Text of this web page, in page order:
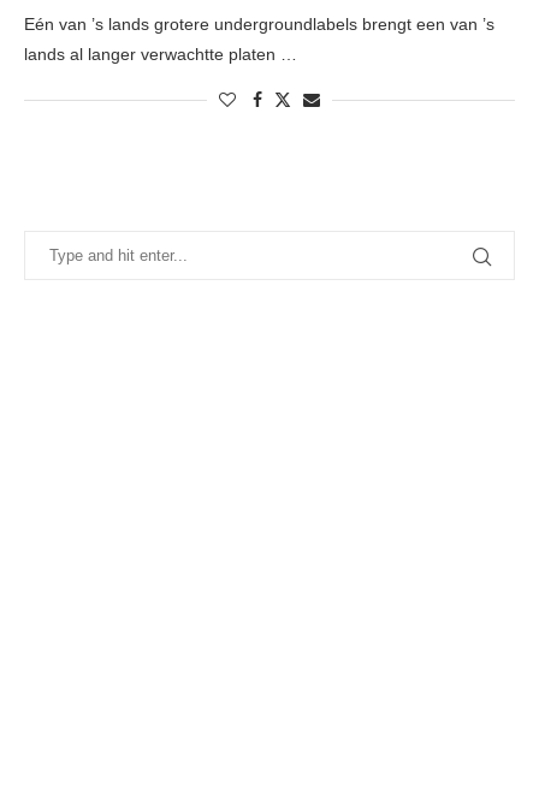
Eén van ’s lands grotere undergroundlabels brengt een van ’s
lands al langer verwachtte platen …